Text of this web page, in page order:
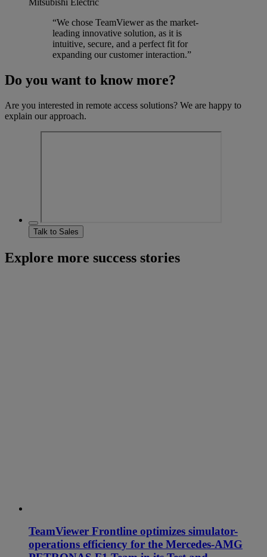
Mitsubishi Electric
“We chose TeamViewer as the market-
leading innovative solution, as it is
intuitive, secure, and a perfect fit for
expanding our customer interaction.”
Do you want to know more?
Are you interested in remote access solutions? We are happy to
explain our approach.
Talk to Sales
Explore more success stories
TeamViewer Frontline optimizes simulator-
operations efficiency for the Mercedes-AMG